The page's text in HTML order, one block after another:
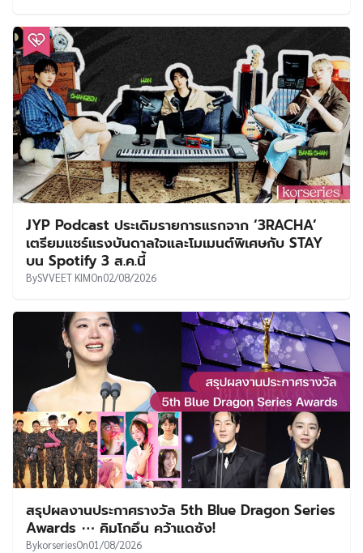
JYP Podcast ประเดิมรายการแรกจาก ‘3RACHA’
เตรียมแชร์แรงบันดาลใจและโมเมนต์พิเศษกับ STAY
บน Spotify 3 ส.ค.นี้
BySVVEET KIMOn02/08/2026
สรุปผลงานประกาศรางวัล 5th Blue Dragon Series
Awards ⋯ คิมโกอึน คว้าแดซัง!
BykorseriesOn01/08/2026